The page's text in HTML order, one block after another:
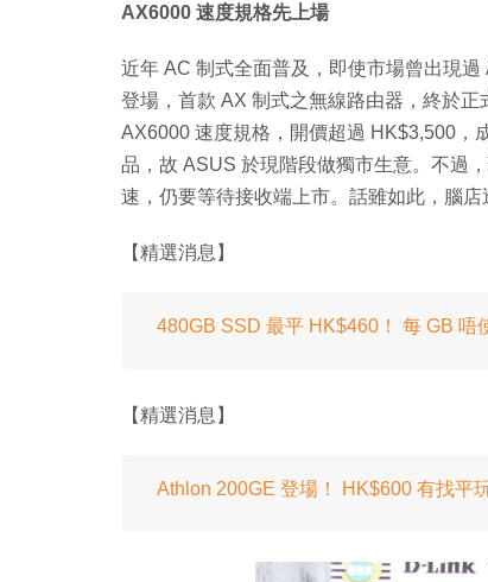
AX6000 速度規格先上場
近年 AC 制式全面普及，即使市場曾出現
登場，首款 AX 制式之無線路由器，終於
AX6000 速度規格，開價超過 HK$3,500，
品，故 ASUS 於現階段做獨市生意。不過
速，仍要等待接收端上市。話雖如此，腦
【精選消息】
480GB SSD 最平 HK$460！ 每 GB 唔
【精選消息】
Athlon 200GE 登場！ HK$600 有找平